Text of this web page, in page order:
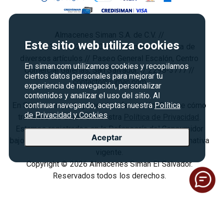
Este sitio web utiliza cookies
En siman.com utilizamos cookies y recopilamos
ciertos datos personales para mejorar tu
experiencia de navegación, personalizar
contenidos y analizar el uso del sitio. Al
continuar navegando, aceptas nuestra Política
de Privacidad y Cookies
Aceptar
Política de Privacidad
Derecho de Retracto
Términos y condiciones
Agosto es diversión
NIT: 0614–170266–001-3 // Almacenes venta de
Comercial Galerías, San Salvador. // 2298-3777 //
contacto@siman.com
En Siman.com protegemos tu información. Conoce cómo
tratamos tus datos en nuestra
Estamos registrados en la Defensoría del Consumidor
N° SCE240-07-2024, cumpliendo con la normativa
Copyright © 2026 Almacenes Siman El Salvador.
Reservados todos los derechos.